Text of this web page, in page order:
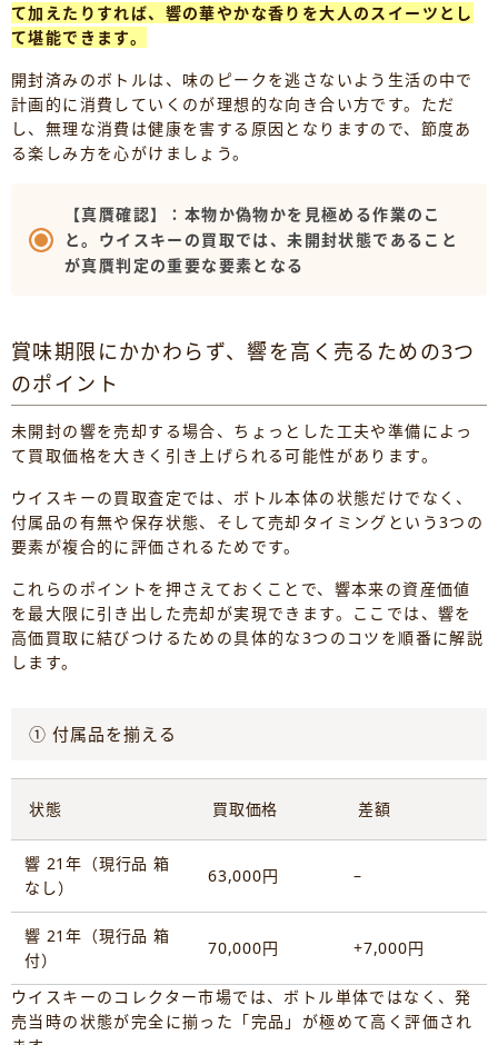
て加えたりすれば、響の華やかな香りを大人のスイーツとし
て堪能できます。
開封済みのボトルは、味のピークを逃さないよう生活の中で
計画的に消費していくのが理想的な向き合い方です。ただ
し、無理な消費は健康を害する原因となりますので、節度あ
る楽しみ方を心がけましょう。
【真贋確認】：本物か偽物かを見極める作業のこ
と。ウイスキーの買取では、未開封状態であること
が真贋判定の重要な要素となる
賞味期限にかかわらず、響を高く売るための3つ
のポイント
未開封の響を売却する場合、ちょっとした工夫や準備によっ
て買取価格を大きく引き上げられる可能性があります。
ウイスキーの買取査定では、ボトル本体の状態だけでなく、
付属品の有無や保存状態、そして売却タイミングという3つの
要素が複合的に評価されるためです。
これらのポイントを押さえておくことで、響本来の資産価値
を最大限に引き出した売却が実現できます。ここでは、響を
高価買取に結びつけるための具体的な3つのコツを順番に解説
します。
① 付属品を揃える
状態 買取価格 差額
響 21年（現行品 箱
なし）
63,000円 –
響 21年（現行品 箱
付）
70,000円 +7,000円
ウイスキーのコレクター市場では、ボトル単体ではなく、発
売当時の状態が完全に揃った「完品」が極めて高く評価され